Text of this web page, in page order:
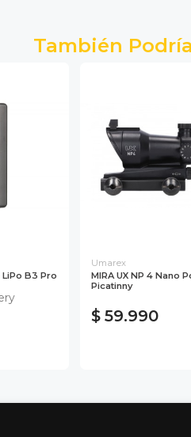
También
B3 Pro
Umarex
MIRA UX NP 4 Nano
Picatinny
$ 59.990